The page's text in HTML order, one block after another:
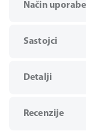
Način uporabe
Sastojci
Detalji
Recenzije